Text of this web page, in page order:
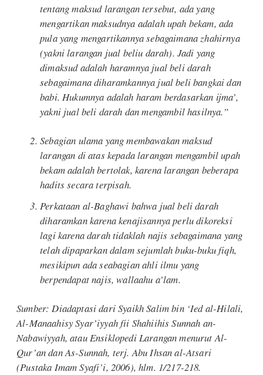
tentang maksud larangan tersebut, ada yang
mengartikan maksudnya adalah upah bekam, ada
pula yang mengartikannya sebagaimana zhahirnya
(yakni larangan jual beliu darah). Jadi yang
dimaksud adalah haramnya jual beli darah
sebagaimana diharamkannya jual beli bangkai dan
babi. Hukumnya adalah haram berdasarkan ijma’,
yakni jual beli darah dan mengambil hasilnya.”
Sebagian ulama yang membawakan maksud
larangan di atas kepada larangan mengambil upah
bekam adalah bertolak, karena larangan beberapa
hadits secara terpisah.
Perkataan al-Baghawi bahwa jual beli darah
diharamkan karena kenajisannya perlu dikoreksi
lagi karena darah tidaklah najis sebagaimana yang
telah dipaparkan dalam sejumlah buku-buku fiqh,
mesikipun ada seabagian ahli ilmu yang
berpendapat najis, wallaahu a’lam.
Sumber: Diadaptasi dari Syaikh Salim bin ‘Ied al-Hilali,
Al-Manaahisy Syar’iyyah fii Shahiihis Sunnah an-
Nabawiyyah, atauEnsiklopedi Larangan menurut Al-
Qur’an dan As-Sunnah, terj. Abu Ihsan al-Atsari
(Pustaka Imam Syafi’i, 2006), hlm. 1/217-218.